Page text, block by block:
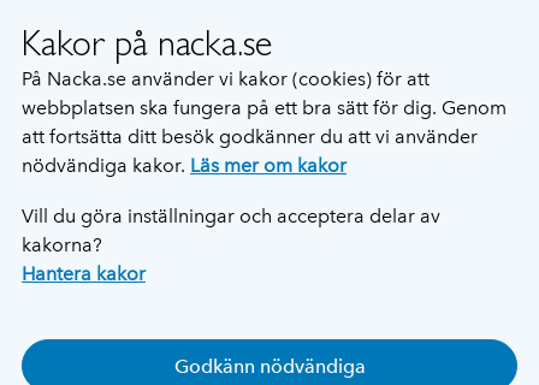
Kakor på nacka.se
På Nacka.se använder vi kakor (cookies) för att
webbplatsen ska fungera på ett bra sätt för dig. Genom
att fortsätta ditt besök godkänner du att vi använder
nödvändiga kakor. Läs mer om kakor
Vill du göra inställningar och acceptera delar av
kakorna?
Hantera kakor
Godkänn nödvändiga